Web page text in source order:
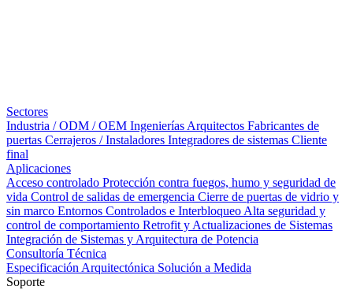
Sectores
Industria / ODM / OEM Ingenierías Arquitectos Fabricantes de
puertas Cerrajeros / Instaladores Integradores de sistemas Cliente
final
Aplicaciones
Acceso controlado Protección contra fuegos, humo y seguridad de
vida Control de salidas de emergencia Cierre de puertas de vidrio y
sin marco Entornos Controlados e Interbloqueo Alta seguridad y
control de comportamiento Retrofit y Actualizaciones de Sistemas
Integración de Sistemas y Arquitectura de Potencia
Consultoría Técnica
Especificación Arquitectónica Solución a Medida
Soporte